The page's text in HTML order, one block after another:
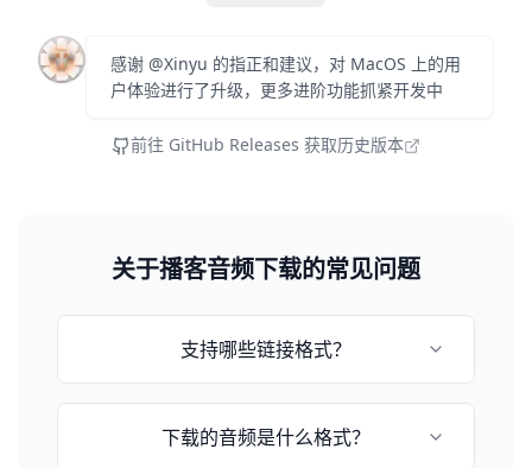
感谢 @Xinyu 的指正和建议，对 MacOS 上的用
户体验进行了升级，更多进阶功能抓紧开发中
前往 GitHub Releases 获取历史版本
关于播客音频下载的常见问题
支持哪些链接格式？
接，格式为：下载的音频是什么格式？